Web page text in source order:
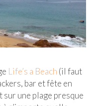
Life’s a Beach (il faut
bar et fête en
une plage presque